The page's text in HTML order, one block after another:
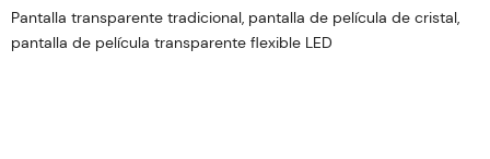
Pantalla transparente tradicional, pantalla de película de cristal,
pantalla de película transparente flexible LED